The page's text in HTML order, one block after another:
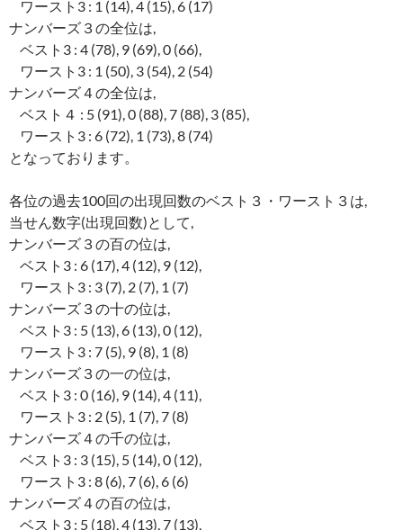
ワースト3 : 1 (14), 4 (15), 6 (17)
ナンバーズ３の全位は,
ベスト3 : 4 (78), 9 (69), 0 (66),
ワースト3 : 1 (50), 3 (54), 2 (54)
ナンバーズ４の全位は,
ベスト４ : 5 (91), 0 (88), 7 (88), 3 (85),
ワースト3 : 6 (72), 1 (73), 8 (74)
となっております。
各位の過去100回の出現回数のベスト３・ワースト３は,
当せん数字(出現回数)として,
ナンバーズ３の百の位は,
ベスト3 : 6 (17), 4 (12), 9 (12),
ワースト3 : 3 (7), 2 (7), 1 (7)
ナンバーズ３の十の位は,
ベスト3 : 5 (13), 6 (13), 0 (12),
ワースト3 : 7 (5), 9 (8), 1 (8)
ナンバーズ３の一の位は,
ベスト3 : 0 (16), 9 (14), 4 (11),
ワースト3 : 2 (5), 1 (7), 7 (8)
ナンバーズ４の千の位は,
ベスト3 : 3 (15), 5 (14), 0 (12),
ワースト3 : 8 (6), 7 (6), 6 (6)
ナンバーズ４の百の位は,
ベスト3 : 5 (18), 4 (13), 7 (13),